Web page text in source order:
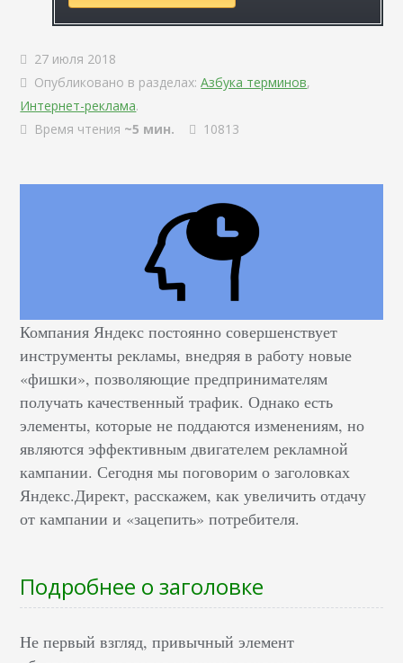
27 июля 2018
Опубликовано в разделах: Азбука терминов,
Интернет-реклама.
Время чтения ~5 мин. 10813
Компания Яндекс постоянно совершенствует
инструменты рекламы, внедряя в работу новые
«фишки», позволяющие предпринимателям
получать качественный трафик. Однако есть
элементы, которые не поддаются изменениям, но
являются эффективным двигателем рекламной
кампании. Сегодня мы поговорим о заголовках
Яндекс.Директ, расскажем, как увеличить отдачу
от кампании и «зацепить» потребителя.
Подробнее о заголовке
Не первый взгляд, привычный элемент